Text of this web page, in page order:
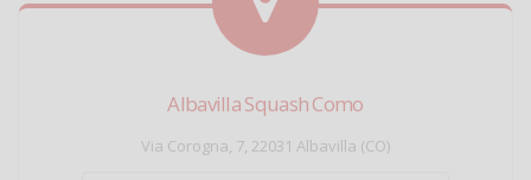
Albavilla Squash Como
Via Corogna, 7, 22031 Albavilla (CO)